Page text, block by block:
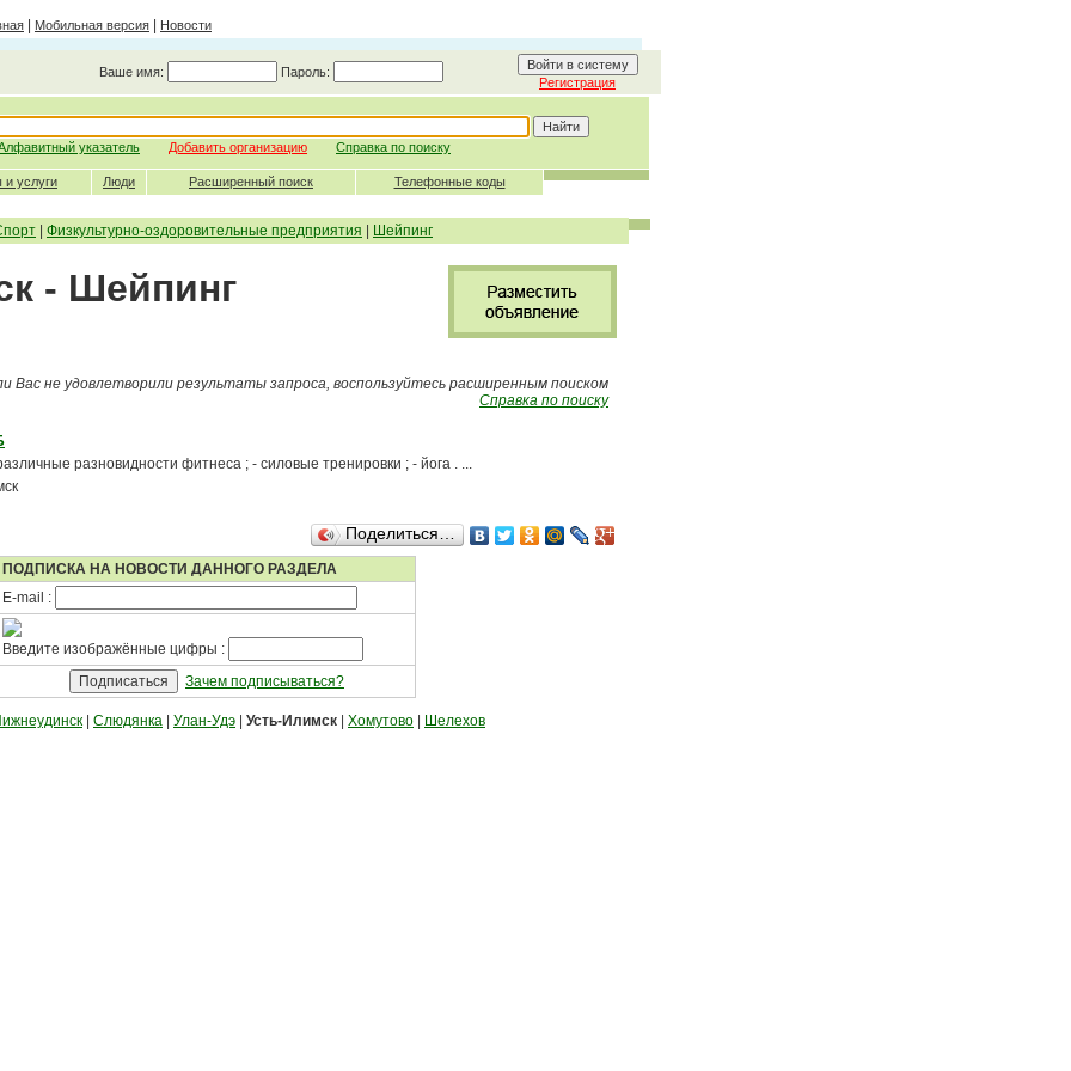
Мобильная версия Новости
Ваше имя: Пароль:
Регистрация
указатель Добавить организацию Справка по поиску
и услуги Люди Расширенный поиск Телефонные коды
Физкультурно-оздоровительные предприятия Шейпинг
- Шейпинг
Вас не удовлетворили результаты запроса, воспользуйтесь расширенным поиском
Справка по поиску
разновидности фитнеса ; - силовые тренировки ; - йога . ...
Поделиться…
ПОДПИСКА НА НОВОСТИ ДАННОГО РАЗДЕЛА
E-mail :
Введите изображённые цифры :
Зачем подписываться?
Слюдянка Улан-Удэ Усть-Илимск Хомутово Шелехов